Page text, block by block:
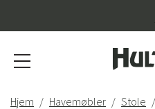
Hjem Havemøbler Stole